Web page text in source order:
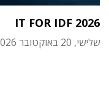
IT FOR IDF 2026
שלישי, 20 באוקטובר 2026